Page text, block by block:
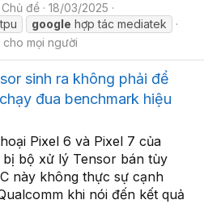
Chủ đề
18/03/2025
tpu google hợp tác mediatek
cho mọi người
sinh ra không phải để
đua benchmark hiệu
Pixel 6 và Pixel 7 của
bộ xử lý Tensor bán tùy
này không thực sự cạnh
khi nói đến kết quả